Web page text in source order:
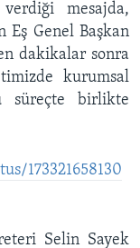
mesajda,
Eş Genel Başkan
dakikalar sonra
kurumsal
süreçte birlikte
173321658130
Selin Sayek